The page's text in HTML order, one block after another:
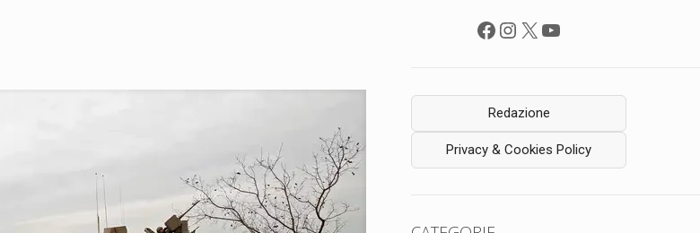
Facebook
Instagram
X YouTube
Redazione
Privacy & Cookies Policy